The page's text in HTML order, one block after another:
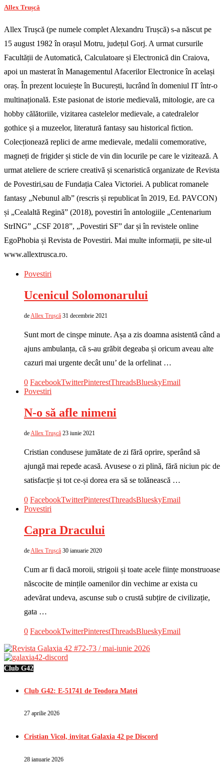
Allex Trușcă
Allex Trușcă (pe numele complet Alexandru Trușcă) s-a născut pe
15 august 1982 în orașul Motru, județul Gorj. A urmat cursurile
Facultății de Automatică, Calculatoare și Electronică din Craiova,
apoi un masterat în Managementul Afacerilor Electronice în același
oraș. În prezent locuiește în București, lucrând în domeniul IT într-o
multinațională. Este pasionat de istorie medievală, mitologie, are ca
hobby călătoriile, vizitarea castelelor medievale, a catedralelor
gothice și a muzeelor, literatură fantasy sau historical fiction.
Colecționează replici de arme medievale, medalii comemorative,
magneți de frigider și sticle de vin din locurile pe care le vizitează. A
urmat ateliere de scriere creativă și scenaristică organizate de Revista
de Povestiri,sau de Fundația Calea Victoriei. A publicat romanele
fantasy „Nebunul alb” (rescris și republicat în 2019, Ed. PAVCON)
și „Cealaltă Regină” (2018), povestiri în antologiile „Centenarium
StrING” „CSF 2018”, „Povestiri SF” dar și în revistele online
EgoPhobia și Revista de Povestiri. Mai multe informații, pe site-ul
www.allextrusca.ro.
Povestiri
Ucenicul Solomonarului
deAllex Trușcă 31 decembrie 2021
Sunt mort de cinșpe minute. Așa a zis doamna asistentă când a
ajuns ambulanța, că s-au grăbit degeaba și oricum aveau alte
cazuri mai urgente decât unu’ de la orfelinat …
0 FacebookTwitterPinterestThreadsBlueskyEmail
Povestiri
N-o să afle nimeni
deAllex Trușcă 23 iunie 2021
Cristian condusese jumătate de zi fără oprire, sperând să
ajungă mai repede acasă. Avusese o zi plină, fără niciun pic de
satisfacție și tot ce-și dorea era să se tolănească …
0 FacebookTwitterPinterestThreadsBlueskyEmail
Povestiri
Capra Dracului
de Allex Trușcă 30 ianuarie 2020
Cum ar fi dacă moroii, strigoii și toate acele ființe monstruoase
născocite de mințile oamenilor din vechime ar exista cu
adevărat undeva, ascunse sub o crustă subțire de civilizație,
gata …
0 FacebookTwitterPinterestThreadsBlueskyEmail
Club G42
Club G42: E-51741 de Teodora Matei
27 aprilie 2026
Cristian Vicol, invitat Galaxia 42 pe Discord
28 ianuarie 2026